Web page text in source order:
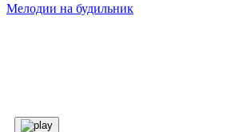
Мелодии на будильник